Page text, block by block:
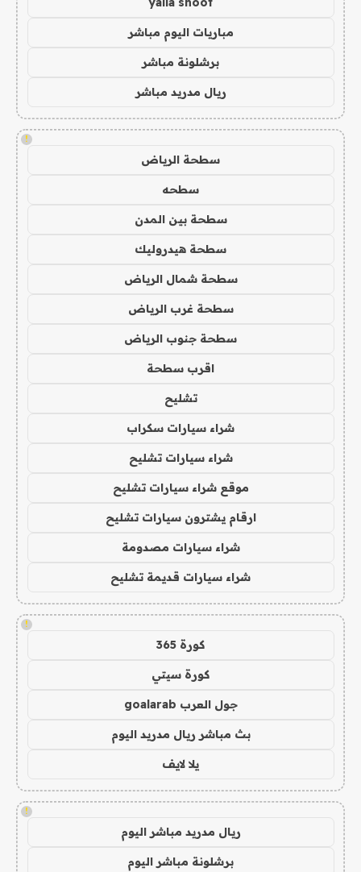
مباريات اليوم مباشر
برشلونة مباشر
ريال مدريد مباشر
!
سطحة الرياض
سطحه
سطحة بين المدن
سطحة هيدروليك
سطحة شمال الرياض
سطحة غرب الرياض
سطحة جنوب الرياض
اقرب سطحة
تشليح
شراء سيارات سكراب
شراء سيارات تشليح
موقع شراء سيارات تشليح
ارقام يشترون سيارات تشليح
شراء سيارات مصدومة
شراء سيارات قديمة تشليح
!
كورة 365
كورة سيتي
جول العرب goalarab
بث مباشر ريال مدريد اليوم
يلا لايف
!
ريال مدريد مباشر اليوم
برشلونة مباشر اليوم